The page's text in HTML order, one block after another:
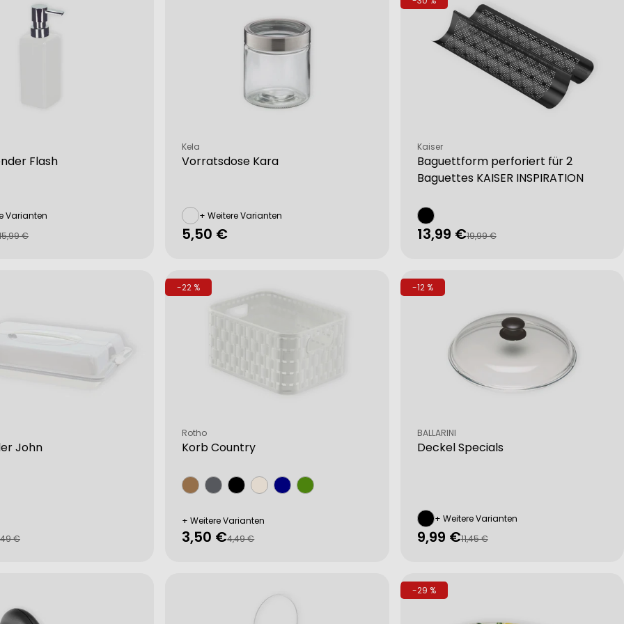
Flash
Varianten
€
Vorratsdose Kara
Verkäufer:
Kela
+ Weitere Varianten
Regulärer
5,50 €
Baguettform perforiert für 2
Baguettes KAISER INSPIRATION
Verkäufer:
Kaiser
Verkaufspreis
13,99 €
Regulärer
19,99 €
John
€
-22 %
Korb Country
Verkäufer:
Rotho
+ Weitere Varianten
Verkaufspreis
3,50 €
Regulärer
4,49 €
-12 %
Deckel Specials
Verkäufer:
BALLARINI
+ Weitere Varianten
Verkaufspreis
9,99 €
Regulärer
11,45 €
-29 %